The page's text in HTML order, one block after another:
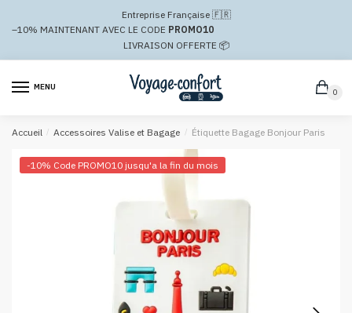
navigation
Entreprise Française 🇫🇷
–10% MAINTENANT AVEC LE CODE PROMO10
LIVRAISON OFFERTE 📦
MENU
0
Accueil / Accessoires Valise et Bagage / Étiquette Bagage Bonjour Paris
-10% Code PROMO10 jusqu'a la fin du mois